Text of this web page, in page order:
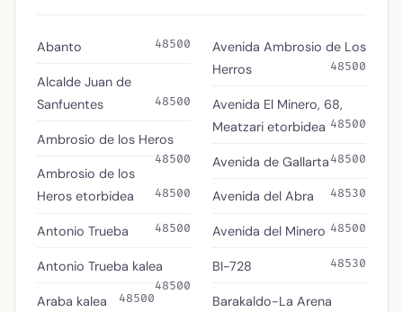
Abanto 48500
Alcalde Juan de
Sanfuentes
48500
Ambrosio de los Heros
48500
Ambrosio de los
Heros etorbidea
48500
Antonio Trueba 48500
Antonio Trueba kalea
48500
Araba kalea 48500
Avenida Ambrosio de Los
Herros
48500
Avenida El Minero, 68,
Meatzari etorbidea 48500
Avenida de Gallarta48500
Avenida del Abra 48530
Avenida del Minero 48500
BI-728 48530
Barakaldo-La Arena